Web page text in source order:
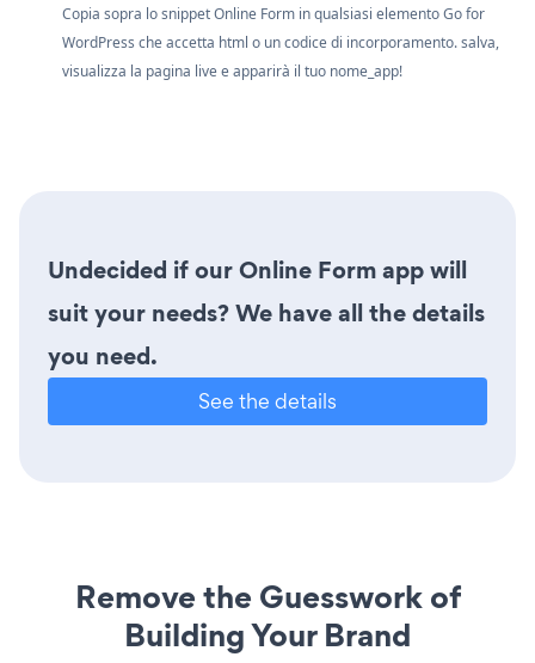
Copia sopra lo snippet Online Form in qualsiasi elemento Go for
WordPress che accetta html o un codice di incorporamento. salva,
visualizza la pagina live e apparirà il tuo nome_app!
Undecided if our Online Form app will
suit your needs? We have all the details
you need.
See the details
Remove the Guesswork of
Building Your Brand